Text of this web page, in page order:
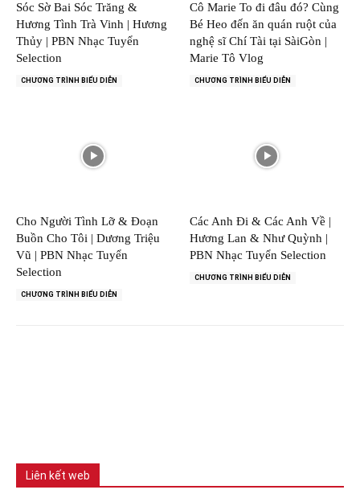
Sóc Sờ Bai Sóc Trăng &
Hương Tình Trà Vinh | Hương
Thủy | PBN Nhạc Tuyển
Selection
CHƯƠNG TRÌNH BIỂU DIỄN
Cô Marie To đi đâu đó? Cùng
Bé Heo đến ăn quán ruột của
nghệ sĩ Chí Tài tại SàiGòn |
Marie Tô Vlog
CHƯƠNG TRÌNH BIỂU DIỄN
Cho Người Tình Lỡ & Đoạn
Buồn Cho Tôi | Dương Triệu
Vũ | PBN Nhạc Tuyển
Selection
CHƯƠNG TRÌNH BIỂU DIỄN
Các Anh Đi & Các Anh Về |
Hương Lan & Như Quỳnh |
PBN Nhạc Tuyển Selection
CHƯƠNG TRÌNH BIỂU DIỄN
Liên kết web